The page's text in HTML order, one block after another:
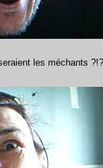
les méchants ?!?